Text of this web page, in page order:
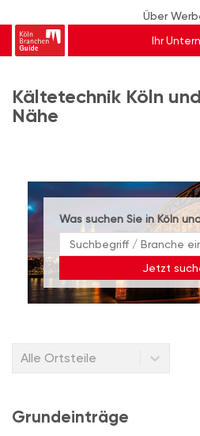
Über
Ihr
Kältetechnik Köln
Nähe
Was suchen Sie in Köln
Jetzt
Alle Ortsteile
Grundeinträge